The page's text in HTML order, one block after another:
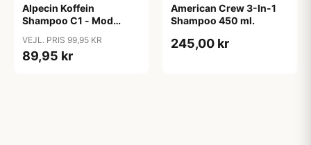
Alpecin Koffein
Shampoo C1 - Mod
VEJL. PRIS 99,95 KR
89,95 kr
American Crew 3-In-1
Shampoo 450 ml.
245,00 kr